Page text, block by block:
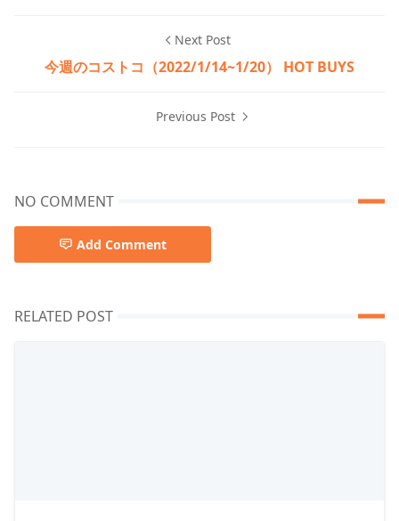
Next Post
今週のコストコ（2022/1/14~1/20） HOT BUYS
Previous Post
NO COMMENT
Add Comment
RELATED POST